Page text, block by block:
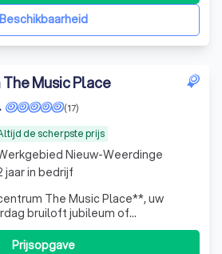
Beschikbaarheid
Music Place
de scherpste prijs
(17)
The Music Place**, uw
bruiloft jubileum of
momenten.
Prijsopgave
Nieuw-Weerdinge
jaar in bedrijf